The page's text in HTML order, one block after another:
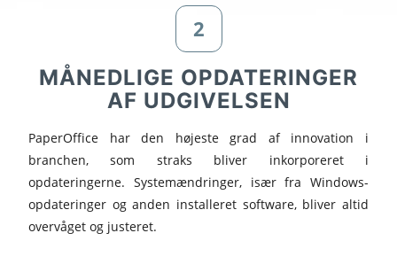
2
MÅNEDLIGE OPDATERINGER
AF UDGIVELSEN
PaperOffice har den højeste grad af innovation i
branchen, som straks bliver inkorporeret i
opdateringerne. Systemændringer, især fra Windows-
opdateringer og anden installeret software, bliver altid
overvåget og justeret.